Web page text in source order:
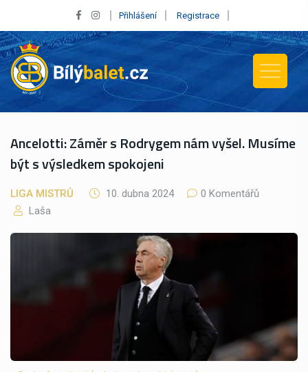
Přihlášení Registrace
Ancelotti: Záměr s Rodrygem nám vyšel. Musíme
být s výsledkem spokojeni
LIGA MISTRŮ 10. dubna 2024
0 Komentářů
Laša